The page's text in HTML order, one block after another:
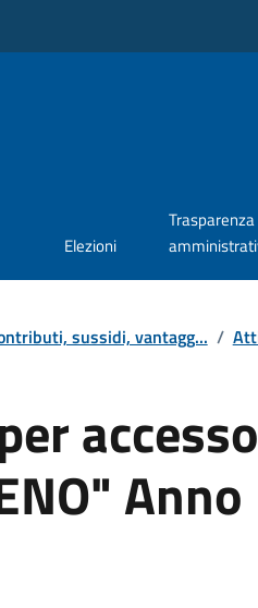
Elezioni
Trasparenza
sussidi, vantagg... /
accesso
Anno